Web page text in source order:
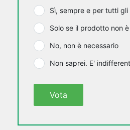
Sì, sempre e per tutti
Solo se il prodotto non
No, non è necessario
Non saprei. E'
Vota